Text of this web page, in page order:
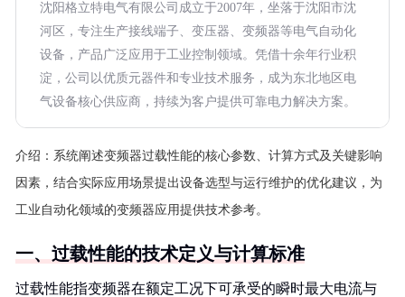
沈阳格立特电气有限公司成立于2007年，坐落于沈阳市沈
河区，专注生产接线端子、变压器、变频器等电气自动化
设备，产品广泛应用于工业控制领域。凭借十余年行业积
淀，公司以优质元器件和专业技术服务，成为东北地区电
气设备核心供应商，持续为客户提供可靠电力解决方案。
介绍： 系统阐述变频器过载性能的核心参数、计算方式及关键影响
因素，结合实际应用场景提出设备选型与运行维护的优化建议，为
工业自动化领域的变频器应用提供技术参考。
一、过载性能的技术定义与计算标准
过载性能指变频器在额定工况下可承受的瞬时最大电流与